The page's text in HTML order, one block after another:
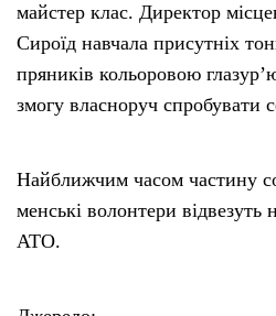
майстер клас. Директор
Сироїд навчала присутніх
пряників кольоровою
змогу власноруч спробувати
Найближчим часом частину
менські волонтери
АТО.